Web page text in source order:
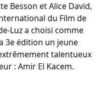
Besson et Alice David,
du Film de
Luz a choisi comme
3e édition un jeune
talentueux
: Amir El Kacem.